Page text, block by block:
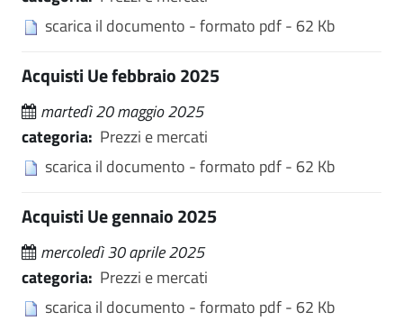
scarica il documento - formato pdf - 62 Kb
Acquisti Ue febbraio 2025
martedì 20 maggio 2025
categoria: Prezzi e mercati
scarica il documento - formato pdf - 62 Kb
Acquisti Ue gennaio 2025
mercoledì 30 aprile 2025
categoria: Prezzi e mercati
scarica il documento - formato pdf - 62 Kb